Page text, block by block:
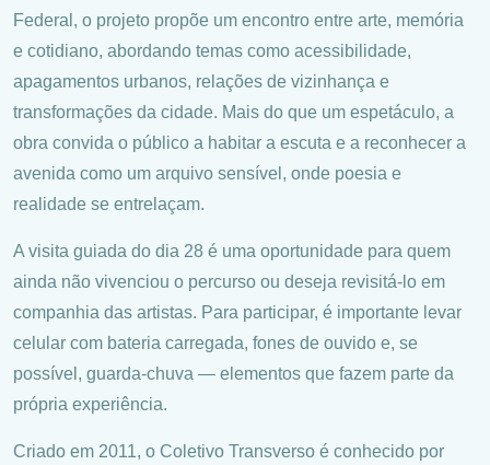
Federal, o projeto propõe um encontro entre arte, memória
e cotidiano, abordando temas como acessibilidade,
apagamentos urbanos, relações de vizinhança e
transformações da cidade. Mais do que um espetáculo, a
obra convida o público a habitar a escuta e a reconhecer a
avenida como um arquivo sensível, onde poesia e
realidade se entrelaçam.
A visita guiada do dia 28 é uma oportunidade para quem
ainda não vivenciou o percurso ou deseja revisitá-lo em
companhia das artistas. Para participar, é importante levar
celular com bateria carregada, fones de ouvido e, se
possível, guarda-chuva — elementos que fazem parte da
própria experiência.
Criado em 2011, o Coletivo Transverso é conhecido por